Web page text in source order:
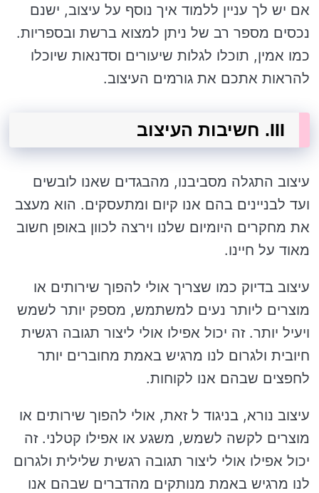
אם יש לך עניין ללמוד איך נוסף על עיצוב, ישנם
נכסים מספר רב של ניתן למצוא ברשת ובספריות.
כמו אמין, תוכלו לגלות שיעורים וסדנאות שיוכלו
להראות אתכם את גורמים העיצוב.
III. חשיבות העיצוב
עיצוב התגלה מסביבנו, מהבגדים שאנו לובשים
ועד לבניינים בהם אנו קיום ומתעסקים. הוא מעצב
את מחקרים היומיום שלנו וירצה לכוון באופן חשוב
מאוד על חיינו.
עיצוב בדיוק כמו שצריך אולי להפוך שירותים או
מוצרים ליותר נעים למשתמש, מספק יותר לשמש
ויעיל יותר. זה יכול אפילו אולי ליצור תגובה רגשית
חיובית ולגרום לנו מרגיש באמת מחוברים יותר
לחפצים שבהם אנו לקוחות.
עיצוב נורא, בניגוד ל זאת, אולי להפוך שירותים או
מוצרים לקשה לשמש, משגע או אפילו קטלני. זה
יכול אפילו אולי ליצור תגובה רגשית שלילית ולגרום
לנו מרגיש באמת מנותקים מהדברים שבהם אנו